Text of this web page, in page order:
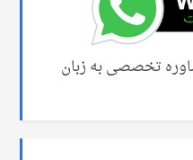
مشاوره تخصصی به زبان